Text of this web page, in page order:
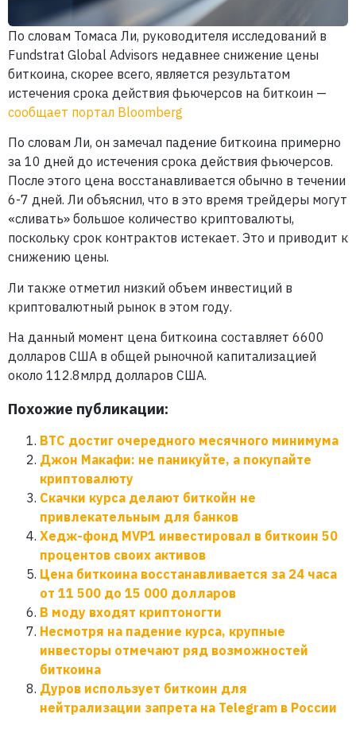
По словам Томаса Ли, руководителя исследований в
Fundstrat Global Advisors недавнее снижение цены
биткоина, скорее всего, является результатом
истечения срока действия фьючерсов на биткоин —
сообщает портал Bloomberg
По словам Ли, он замечал падение биткоина примерно
за 10 дней до истечения срока действия фьючерсов.
После этого цена восстанавливается обычно в течении
6-7 дней. Ли объяснил, что в это время трейдеры могут
«сливать» большое количество криптовалюты,
поскольку срок контрактов истекает. Это и приводит к
снижению цены.
Ли также отметил низкий объем инвестиций в
криптовалютный рынок в этом году.
На данный момент цена биткоина составляет 6600
долларов США в общей рыночной капитализацией
около 112.8млрд долларов США.
Похожие публикации:
BTC достиг очередного месячного минимума
Джон Макафи: не паникуйте, а покупайте
криптовалюту
Скачки курса делают биткойн не
привлекательным для банков
Хедж-фонд MVP1 инвестировал в биткоин 50
процентов своих активов
Цена биткоина восстанавливается за 24 часа
от 11 500 до 15 000 долларов
В моду входят криптоногти
Несмотря на падение курса, крупные
инвесторы отмечают ряд возможностей
биткоина
Дуров использует биткоин для
нейтрализации запрета на Telegram в России